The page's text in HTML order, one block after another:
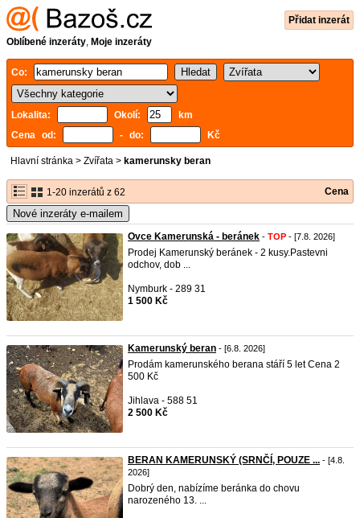
Přidat inzerát
Oblíbené inzeráty, Moje inzeráty
Co:
Lokalita: Okolí:
km
Cena od:
- do: Kč
Hlavní stránka > Zvířata > kamerunsky beran
1-20 inzerátů z 62 Cena
Nové inzeráty e-mailem
Ovce Kamerunská - beránek - TOP - [7.8. 2026]
Prodej Kamerunský beránek - 2 kusy.Pastevni
odchov, dob ...
Nymburk - 289 31
1 500 Kč
Kamerunský beran - [6.8. 2026]
Prodám kamerunského berana stáří 5 let Cena 2
500 Kč
Jihlava - 588 51
2 500 Kč
BERAN KAMERUNSKÝ (SRNČÍ, POUZE ... - [4.8.
2026]
Dobrý den, nabízíme beránka do chovu
narozeného 13. ...